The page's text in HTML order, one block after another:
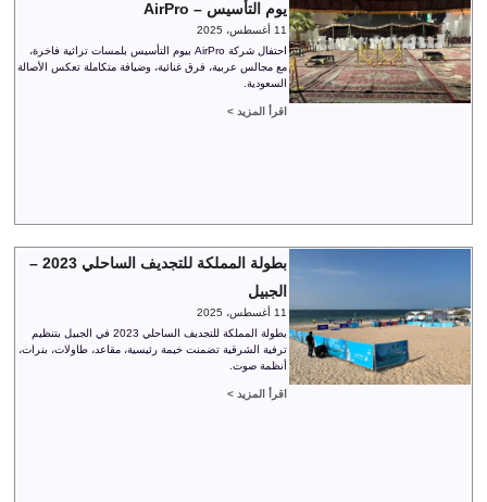
يوم التأسيس – AirPro
11 أغسطس، 2025
احتفال شركة AirPro بيوم التأسيس بلمسات تراثية فاخرة،
مع مجالس عربية، فرق غنائية، وضيافة متكاملة تعكس الأصالة
السعودية.
اقرأ المزيد >
بطولة المملكة للتجديف الساحلي 2023 –
الجبيل
11 أغسطس، 2025
بطولة المملكة للتجديف الساحلي 2023 في الجبيل بتنظيم
ترفية الشرقية تضمنت خيمة رئيسية، مقاعد، طاولات، بنرات،
أنظمة صوت.
اقرأ المزيد >